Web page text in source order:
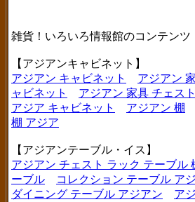
雑貨！いろいろ情報館のコンテンツ
【アジアンキャビネット】
アジアン キャビネット
アジアン
ャビネット
アジアン 家具 チェス
アジア キャビネット
アジアン 棚
棚 アジア
【アジアンテーブル・イス】
アジアン チェスト ラック テーブル
ーブル
コレクション テーブル ア
ダイニング テーブル アジアン
ア